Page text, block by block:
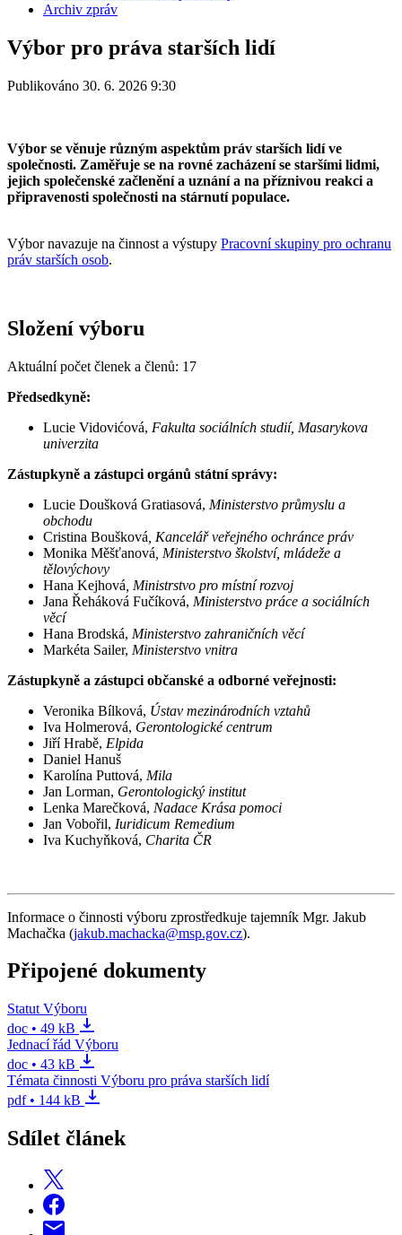
Archiv zpráv
Výbor pro práva starších lidí
Publikováno 30. 6. 2026 9:30
Výbor se věnuje různým aspektům práv starších lidí ve
společnosti. Zaměřuje se na rovné zacházení se staršími lidmi,
jejich společenské začlenění a uznání a na příznivou reakci a
připravenosti společnosti na stárnutí populace.
Výbor navazuje na činnost a výstupy Pracovní skupiny pro ochranu
práv starších osob.
Složení výboru
Aktuální počet členek a členů: 17
Předsedkyně:
Lucie Vidovićová, Fakulta sociálních studií, Masarykova
univerzita
Zástupkyně a zástupci orgánů státní správy:
Lucie Doušková Gratiasová, Ministerstvo průmyslu a
obchodu
Cristina Boušková , Kancelář veřejného ochránce práv
Monika Měšťanová , Ministerstvo školství, mládeže a
tělovýchovy
Hana Kejhová , Ministrstvo pro místní rozvoj
Jana Řeháková Fučíková, Ministerstvo práce a sociálních
věcí
Hana Brodská, Ministerstvo zahraničních věcí
Markéta Sailer, Ministerstvo vnitra
Zástupkyně a zástupci občanské a odborné veřejnosti:
Veronika Bílková, Ústav mezinárodních vztahů
Iva Holmerová, Gerontologické centrum
Jiří Hrabě, Elpida
Daniel Hanuš
Karolína Puttová, Mila
Jan Lorman, Gerontologický institut
Lenka Marečková, Nadace Krása pomoci
Jan Vobořil, Iuridicum Remedium
Iva Kuchyňková, Charita ČR
Informace o činnosti výboru zprostředkuje tajemník Mgr. Jakub
Machačka (jakub.machacka@msp.gov.cz).
Připojené dokumenty
Statut Výboru
doc • 49 kB
Jednací řád Výboru
doc • 43 kB
Témata činnosti Výboru pro práva starších lidí
pdf • 144 kB
Sdílet článek